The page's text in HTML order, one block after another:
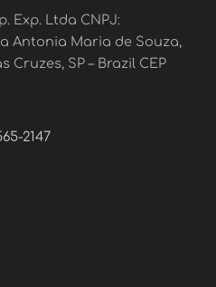
Exp. Ltda CNPJ:
Antonia Maria de Souza,
Cruzes, SP – Brazil CEP
2147